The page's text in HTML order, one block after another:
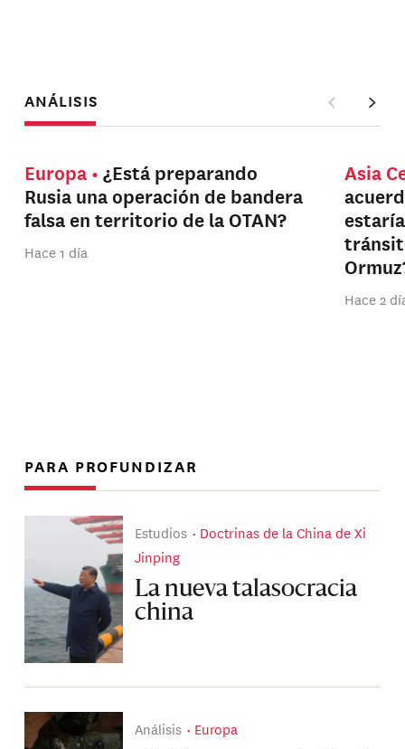
ANÁLISIS
Europa
¿Está preparando
Rusia una operación de bandera
falsa en territorio de la OTAN?
Hace 1 día
Asia
Hace 2
PARA PROFUNDIZAR
Estudios
Doctrinas de la China de Xi
Jinping
La nueva talasocracia
china
Análisis Europa